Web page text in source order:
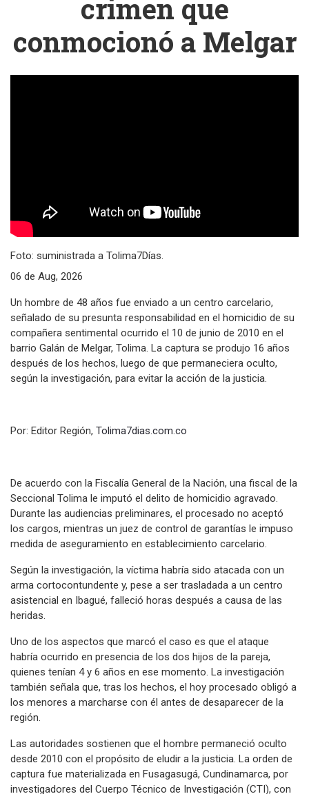
crimen que
conmocionó a Melgar
Foto: suministrada a Tolima7Días.
06 de Aug, 2026
Un hombre de 48 años fue enviado a un centro carcelario,
señalado de su presunta responsabilidad en el homicidio de su
compañera sentimental ocurrido el 10 de junio de 2010 en el
barrio Galán de Melgar, Tolima. La captura se produjo 16 años
después de los hechos, luego de que permaneciera oculto,
según la investigación, para evitar la acción de la justicia.
Por: Editor Región, Tolima7dias.com.co
De acuerdo con la Fiscalía General de la Nación, una fiscal de la
Seccional Tolima le imputó el delito de homicidio agravado.
Durante las audiencias preliminares, el procesado no aceptó
los cargos, mientras un juez de control de garantías le impuso
medida de aseguramiento en establecimiento carcelario.
Según la investigación, la víctima habría sido atacada con un
arma cortocontundente y, pese a ser trasladada a un centro
asistencial en Ibagué, falleció horas después a causa de las
heridas.
Uno de los aspectos que marcó el caso es que el ataque
habría ocurrido en presencia de los dos hijos de la pareja,
quienes tenían 4 y 6 años en ese momento. La investigación
también señala que, tras los hechos, el hoy procesado obligó a
los menores a marcharse con él antes de desaparecer de la
región.
Las autoridades sostienen que el hombre permaneció oculto
desde 2010 con el propósito de eludir a la justicia. La orden de
captura fue materializada en Fusagasugá, Cundinamarca, por
investigadores del Cuerpo Técnico de Investigación (CTI), con